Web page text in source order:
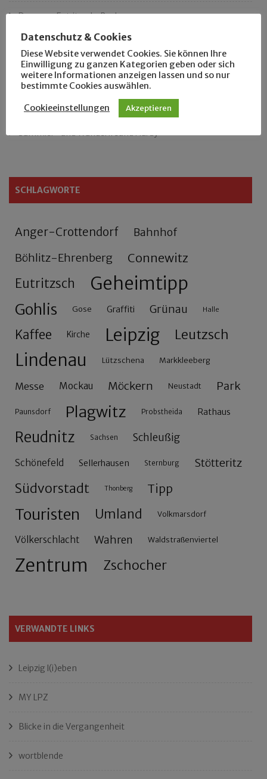
Das neue Eutritzsch-Buch
Rennfahrer in Schönefeld und Zschocher
Zu Fuß durch Anger-Crottendorf
Sammler- und Wanderfreund Hardy
SCHLAGWORTE
Anger-Crottendorf Bahnhof
Böhlitz-Ehrenberg Connewitz
Eutritzsch Geheimtipp
Gohlis Gose Graffiti Grünau Halle
Kaffee Kirche Leipzig Leutzsch
Lindenau Lützschena Markkleeberg
Messe Mockau Möckern Neustadt Park
Paunsdorf Plagwitz Probstheida Rathaus
Reudnitz Sachsen Schleußig
Schönefeld Sellerhausen Sternburg Stötteritz
Südvorstadt Thonberg Tipp
Touristen Umland Volkmarsdorf
Völkerschlacht Wahren Waldstraßenviertel
Zentrum Zschocher
VERWANDTE LINKS
Leipzig l(i)eben
MY LPZ
Blicke in die Vergangenheit
wortblende
Datenschutz & Cookies
Diese Website verwendet Cookies. Sie können Ihre
Einwilligung zu ganzen Kategorien geben oder sich
weitere Informationen anzeigen lassen und so nur
bestimmte Cookies auswählen.
Cookieeinstellungen Akzeptieren